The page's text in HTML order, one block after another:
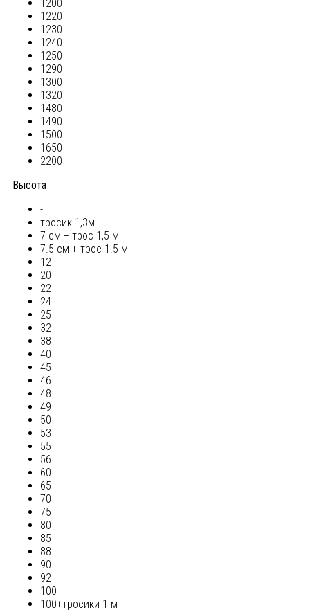
1200
1220
1230
1240
1250
1290
1300
1320
1480
1490
1500
1650
2200
Высота
-
тросик 1,3м
7 см + трос 1,5 м
7.5 см + трос 1.5 м
12
20
22
24
25
32
38
40
45
46
48
49
50
53
55
56
60
65
70
75
80
85
88
90
92
100
100+тросики 1 м